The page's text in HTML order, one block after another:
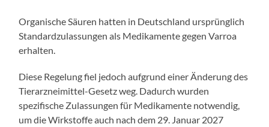
Organische Säuren hatten in Deutschland ursprünglich
Standardzulassungen als Medikamente gegen Varroa
erhalten.
Diese Regelung fiel jedoch aufgrund einer Änderung des
Tierarzneimittel-Gesetz weg. Dadurch wurden
spezifische Zulassungen für Medikamente notwendig,
um die Wirkstoffe auch nach dem 29. Januar 2027